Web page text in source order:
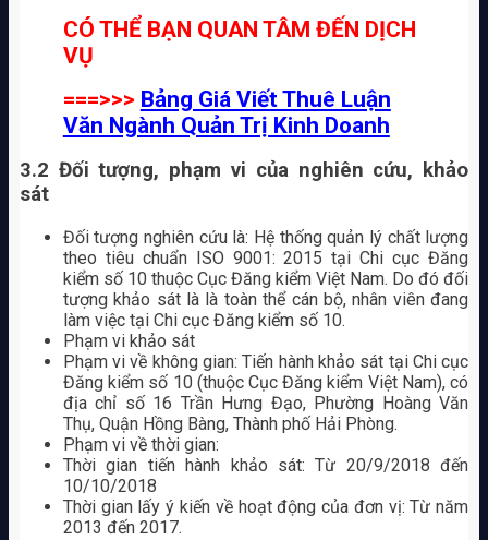
CÓ THỂ BẠN QUAN TÂM ĐẾN DỊCH
VỤ
===>>> Bảng Giá Viết Thuê Luận
Văn Ngành Quản Trị Kinh Doanh
3.2 Đối tượng, phạm vi của nghiên cứu, khảo
sát
Đối tượng nghiên cứu là: Hệ thống quản lý chất lượng
theo tiêu chuẩn ISO 9001: 2015 tại Chi cục Đăng
kiểm số 10 thuộc Cục Đăng kiểm Việt Nam. Do đó đối
tượng khảo sát là là toàn thể cán bộ, nhân viên đang
làm việc tại Chi cục Đăng kiểm số 10.
Phạm vi khảo sát
Phạm vi về không gian: Tiến hành khảo sát tại Chi cục
Đăng kiểm số 10 (thuộc Cục Đăng kiểm Việt Nam), có
địa chỉ số 16 Trần Hưng Đạo, Phường Hoàng Văn
Thụ, Quận Hồng Bàng, Thành phố Hải Phòng.
Phạm vi về thời gian:
Thời gian tiến hành khảo sát: Từ 20/9/2018 đến
10/10/2018
Thời gian lấy ý kiến về hoạt động của đơn vị: Từ năm
2013 đến 2017.